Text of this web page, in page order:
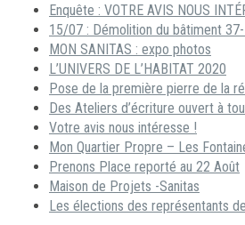
Enquête : VOTRE AVIS NOUS
15/07 : Démolition du bâtiment
MON SANITAS : expo photos
L’UNIVERS DE L’HABITAT 2020
Pose de la première pierre de la
Des Ateliers d’écriture ouvert à
Votre avis nous intéresse !
Mon Quartier Propre – Les
Prenons Place reporté au 22 Août
Maison de Projets -Sanitas
Les élections des représentants